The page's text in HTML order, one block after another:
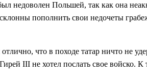
Польшей, так как она
пополнить свои недочеты
что в походе татар ничто не
III не хотел послать свое войско.